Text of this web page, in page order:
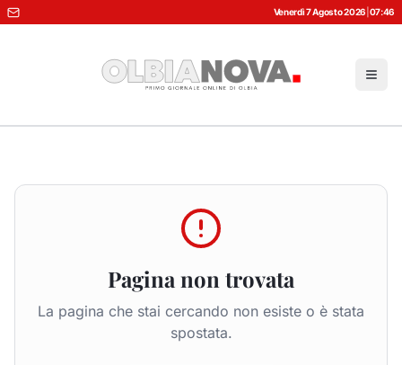
Venerdì 7 Agosto 2026 07:46
Pagina non trovata
La pagina che stai cercando non esiste o è stata
spostata.